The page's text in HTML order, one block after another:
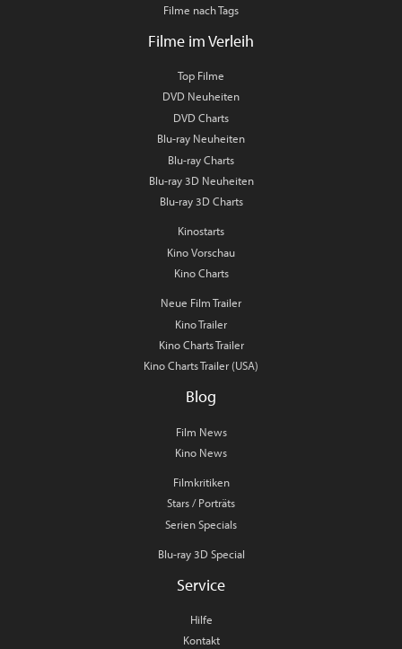
Filme nach Tags
Filme im Verleih
Top Filme
DVD Neuheiten
DVD Charts
Blu-ray Neuheiten
Blu-ray Charts
Blu-ray 3D Neuheiten
Blu-ray 3D Charts
Kinostarts
Kino Vorschau
Kino Charts
Neue Film Trailer
Kino Trailer
Kino Charts Trailer
Kino Charts Trailer (USA)
Blog
Film News
Kino News
Filmkritiken
Stars / Porträts
Serien Specials
Blu-ray 3D Special
Service
Hilfe
Kontakt